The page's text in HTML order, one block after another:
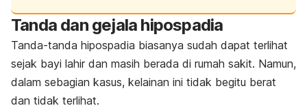
Tanda dan gejala hipospadia
Tanda-tanda hipospadia biasanya sudah dapat terlihat
sejak bayi lahir dan masih berada di rumah sakit. Namun,
dalam sebagian kasus, kelainan ini tidak begitu berat
dan tidak terlihat.